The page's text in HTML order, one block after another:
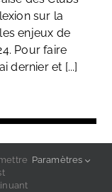
sur la
enjeux de
Pour faire
dernier et [...]
Paramètres